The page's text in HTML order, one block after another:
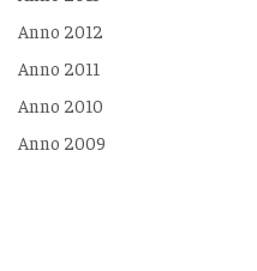
Anno 2012
Anno 2011
Anno 2010
Anno 2009